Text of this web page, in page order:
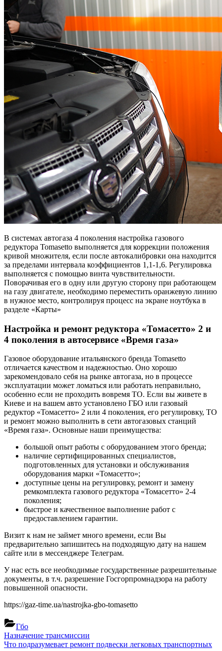
В системах автогаза 4 поколения настройка газового
редуктора Tomasetto выполняется для коррекции положения
кривой множителя, если после автокалибровки она находится
за пределами интервала коэффициентов 1,1-1,6. Регулировка
выполняется с помощью винта чувствительности.
Поворачивая его в одну или другую сторону при работающем
на газу двигателе, необходимо переместить оранжевую линию
в нужное место, контролируя процесс на экране ноутбука в
разделе «Карты»
Настройка и ремонт редуктора «Томасетто» 2 и
4 поколения в автосервисе «Время газа»
Газовое оборудование итальянского бренда Tomasetto
отличается качеством и надежностью. Оно хорошо
зарекомендовало себя на рынке автогаза, но в процессе
эксплуатации может ломаться или работать неправильно,
особенно если не проходить вовремя ТО. Если вы живете в
Киеве и на вашем авто установлено ГБО или газовый
редуктор «Томасетто» 2 или 4 поколения, его регулировку, ТО
и ремонт можно выполнить в сети автогазовых станций
«Время газа». Основные наши преимущества:
большой опыт работы с оборудованием этого бренда;
наличие сертифицированных специалистов,
подготовленных для установки и обслуживания
оборудования марки «Томасетто»;
доступные цены на регулировку, ремонт и замену
ремкомплекта газового редуктора «Томасетто» 2-4
поколения;
быстрое и качественное выполнение работ с
предоставлением гарантии.
Визит к нам не займет много времени, если Вы
предварительно запишитесь на подходящую дату на нашем
сайте или в мессенджере Телеграм.
У нас есть все необходимые государственные разрешительные
документы, в т.ч. разрешение Госгорпромнадзора на работу
повышенной опасности.‍‍
https://gaz-time.ua/nastrojka-gbo-tomasetto
Гбо
Навигация
Previous
Post:
Назначение трансмиссии
Next
Что подразумевает ремонт подвески легковых транспортных